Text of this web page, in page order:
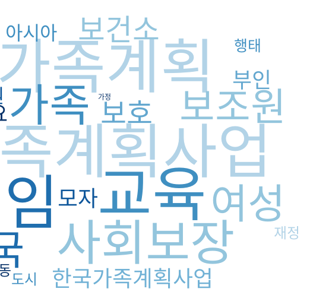
족계획
계획사업
교육
사회보장
가족
여성
보조원
보건소
보호
한국가족계획사업
모자
부인
아시아 행태
재정
도시
가정